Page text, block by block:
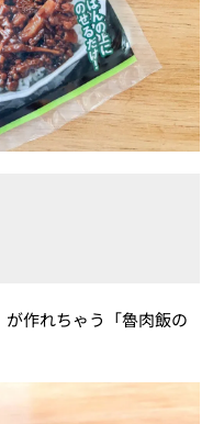
作れちゃう「魯肉飯の